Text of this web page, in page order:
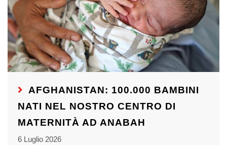
AFGHANISTAN: 100.000 BAMBINI
NATI NEL NOSTRO CENTRO DI
MATERNITÀ AD ANABAH
6 Luglio 2026